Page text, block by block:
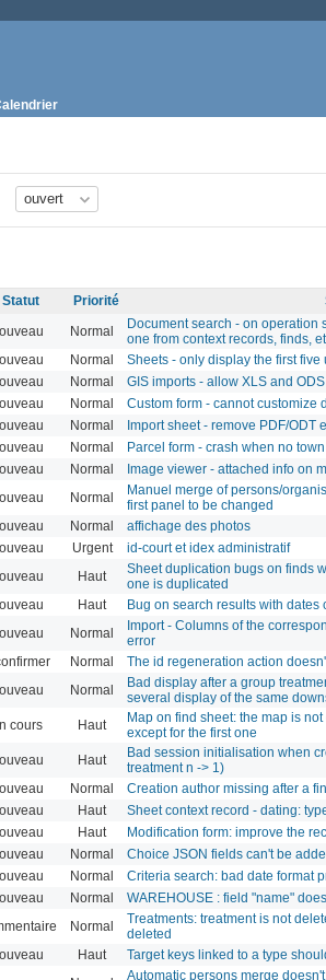
Statut Priorité
Normal
Document search - on operation
one from context records, finds,
Normal Sheets - only display the first
Normal GIS imports - allow XLS and
Normal Custom form - cannot customize
Normal Import sheet - remove PDF/ODT
Normal Parcel form - crash when no
Normal Image viewer - attached info on
Normal
Manuel merge of persons/
first panel to be changed
Normal affichage des photos
Urgent id-court et idex administratif
Haut
Sheet duplication bugs on finds
one is duplicated
Haut Bug on search results with dates
Normal
Import - Columns of the
error
Normal The id regeneration action
Normal
Bad display after a group
several display of the same
cours Haut
Map on find sheet: the map is
except for the first one
Haut
Bad session initialisation when
treatment n -> 1)
Normal Creation author missing after a
Haut Sheet context record - dating:
Haut Modification form: improve the
Normal Choice JSON fields can't be
Normal Criteria search: bad date format
Normal WAREHOUSE : field "name"
Normal
Treatments: treatment is not
deleted
Haut Target keys linked to a type
Automatic persons merge